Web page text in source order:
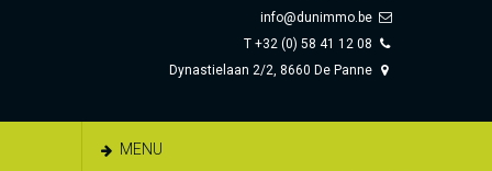
info@dunimmo.be
T +32 (0) 58 41 12 08
Dynastielaan 2/2, 8660 De Panne
MENU